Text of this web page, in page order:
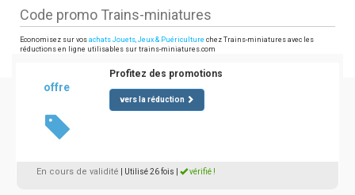
Code promo Trains-miniatures
Economisez sur vos achats Jouets, Jeux & Puériculture chez Trains-miniatures avec les
réductions en ligne utilisables sur trains-miniatures.com
offre
Profitez des promotions
vers la réduction
En cours de validité | Utilisé 26 fois vérifié !